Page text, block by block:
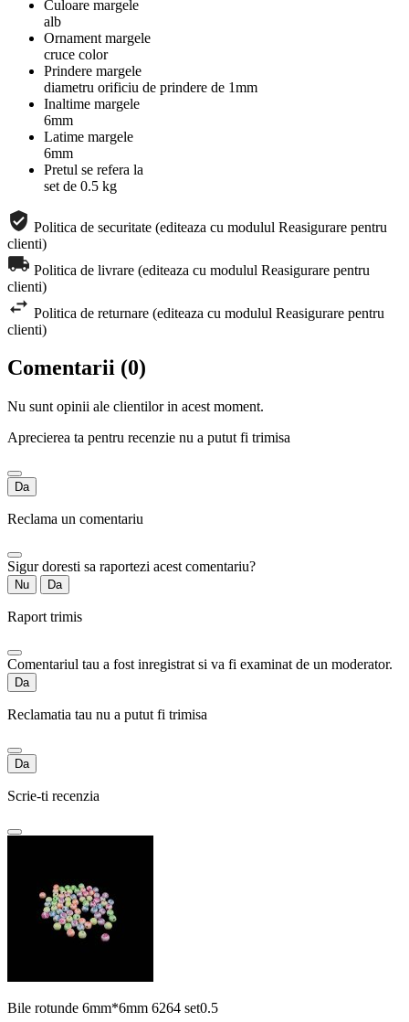
Culoare margele
alb
Ornament margele
cruce color
Prindere margele
diametru orificiu de prindere de 1mm
Inaltime margele
6mm
Latime margele
6mm
Pretul se refera la
set de 0.5 kg
Politica de securitate (editeaza cu modulul Reasigurare pentru
clienti)
Politica de livrare (editeaza cu modulul Reasigurare pentru
clienti)
Politica de returnare (editeaza cu modulul Reasigurare pentru
clienti)
Comentarii (0)
Nu sunt opinii ale clientilor in acest moment.
Aprecierea ta pentru recenzie nu a putut fi trimisa
Da
Reclama un comentariu
Sigur doresti sa raportezi acest comentariu?
Nu Da
Raport trimis
Comentariul tau a fost inregistrat si va fi examinat de un moderator.
Da
Reclamatia tau nu a putut fi trimisa
Da
Scrie-ti recenzia
Bile rotunde 6mm*6mm 6264 set0.5